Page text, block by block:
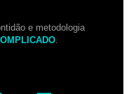
e metodologia
.